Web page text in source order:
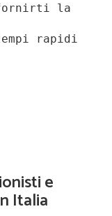
la
rapidi
e
Italia